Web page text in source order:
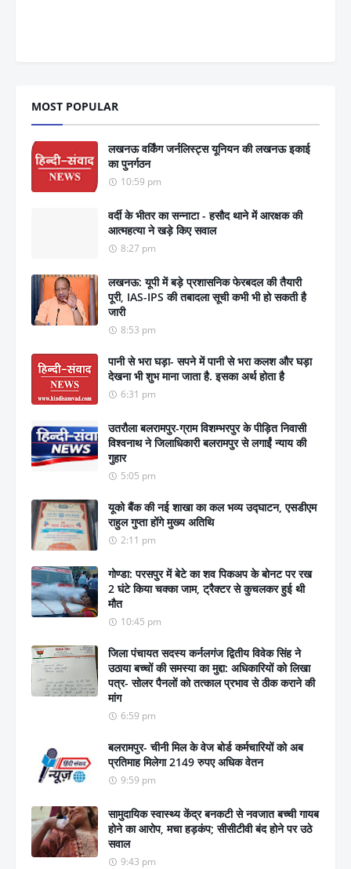
MOST POPULAR
लखनऊ वर्किंग जर्नलिस्ट्स यूनियन की लखनऊ इकाई
का पुनर्गठन
10:59 pm
वर्दी के भीतर का सन्नाटा - हसौद थाने में आरक्षक की
आत्महत्या ने खड़े किए सवाल
8:27 pm
लखनऊ: यूपी में बड़े प्रशासनिक फेरबदल की तैयारी
पूरी, IAS-IPS की तबादला सूची कभी भी हो सकती है
जारी
8:53 pm
पानी से भरा घड़ा- सपने में पानी से भरा कलश और घड़ा
देखना भी शुभ माना जाता है. इसका अर्थ होता है
6:31 pm
उतरौला बलरामपुर-ग्राम विशम्भरपुर के पीड़ित निवासी
विश्वनाथ ने जिलाधिकारी बलरामपुर से लगाईं न्याय की
गुहार
5:05 pm
यूको बैंक की नई शाखा का कल भव्य उद्घाटन, एसडीएम
राहुल गुप्ता होंगे मुख्य अतिथि
2:11 pm
गोण्डा: परसपुर में बेटे का शव पिकअप के बोनट पर रख
2 घंटे किया चक्का जाम, ट्रैक्टर से कुचलकर हुई थी
मौत
10:45 pm
जिला पंचायत सदस्य कर्नलगंज द्वितीय विवेक सिंह ने
उठाया बच्चों की समस्या का मुद्दा: अधिकारियों को लिखा
पत्र- सोलर पैनलों को तत्काल प्रभाव से ठीक कराने की
मांग
6:59 pm
बलरामपुर- चीनी मिल के वेज बोर्ड कर्मचारियों को अब
प्रतिमाह मिलेगा 2149 रुपए अधिक वेतन
9:59 pm
सामुदायिक स्वास्थ्य केंद्र बनकटी से नवजात बच्ची गायब
होने का आरोप, मचा हड़कंप; सीसीटीवी बंद होने पर उठे
सवाल
9:43 pm